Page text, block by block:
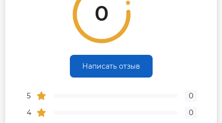
0
Написать отзыв
5
0
4
0